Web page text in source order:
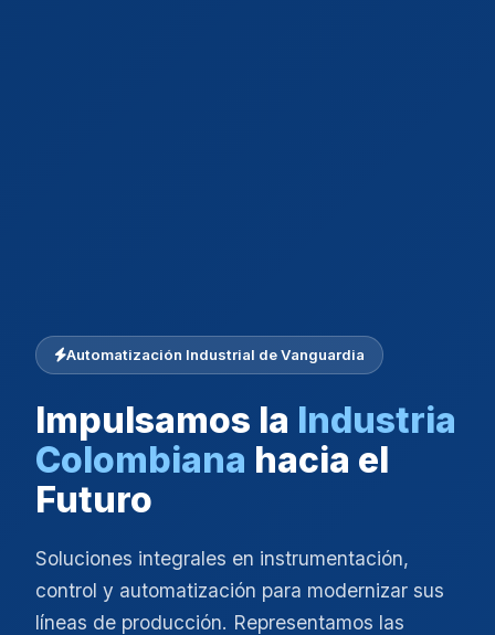
Automatización Industrial de Vanguardia
Impulsamos la Industria
Colombiana hacia el
Futuro
Soluciones integrales en instrumentación,
control y automatización para modernizar sus
líneas de producción. Representamos las